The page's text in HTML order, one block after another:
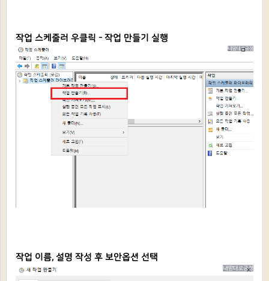
작업 스케줄러 우클릭 - 작업 만들기 실행
작업 이름, 설명 작성 후 보안옵션 선택